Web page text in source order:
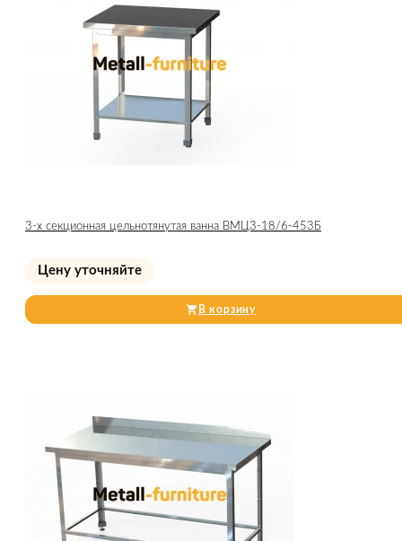
3-х секционная цельнотянутая ванна ВМЦ3-18/6-453Б
Цену уточняйте
В корзину